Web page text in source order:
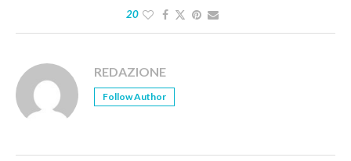
20
REDAZIONE
Follow Author